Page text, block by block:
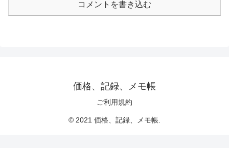
コメントを書き込む
価格、記録、メモ帳
ご利用規約
© 2021 価格、記録、メモ帳.